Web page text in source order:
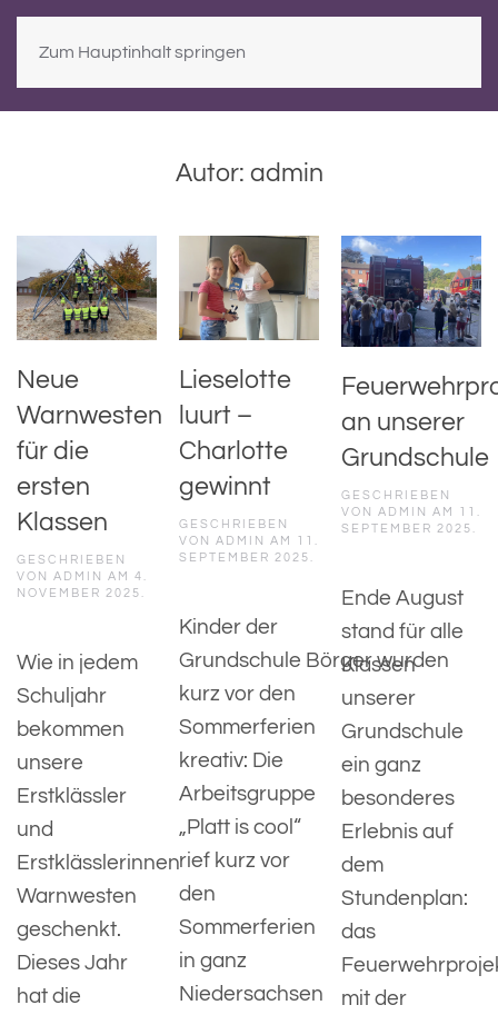
Zum Hauptinhalt springen
Autor: admin
Neue
Warnwesten
für die
ersten
Klassen
GESCHRIEBEN
VON ADMIN AM 4.
NOVEMBER 2025.
Wie in jedem
Schuljahr
bekommen
unsere
Erstklässler
und
Erstklässlerinnen
Warnwesten
geschenkt.
Dieses Jahr
hat die
Lieselotte
luurt –
Charlotte
gewinnt
GESCHRIEBEN
VON ADMIN AM
11.
SEPTEMBER 2025.
Kinder der
Grundschule Börger wurden
kurz vor den
Sommerferien
kreativ: Die
Arbeitsgruppe
„Platt is cool“
rief kurz vor
den
Sommerferien
in ganz
Niedersachsen
an unserer
Grundschule
GESCHRIEBEN
VON ADMIN AM 11.
SEPTEMBER 2025.
Ende August
stand für alle
Klassen
unserer
Grundschule
ein ganz
besonderes
Erlebnis auf
dem
Stundenplan:
das
mit der